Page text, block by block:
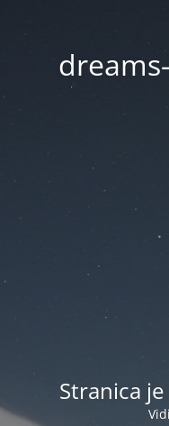
Stranica